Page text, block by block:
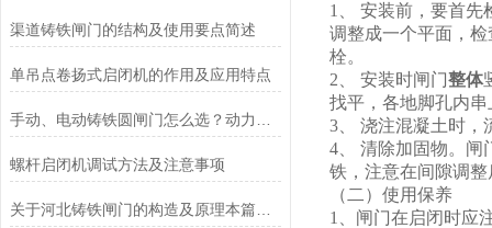
渠道铸铁闸门的结构及使用要点简述
单吊点卷扬式启闭机的作用及应用特点
螺杆启闭机调试方法及注意事项
1、 安装前，要首先
调整成一个平面，
栓。
2、 安装时闸门整体
找平，各地脚孔内
3、 浇注混凝土时，
4、 清除加固物。闸
铁，注意在间隙调
（二）使用保养
1、闸门在启闭时应